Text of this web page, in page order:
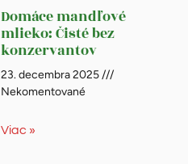
Domáce mandľové
mlieko: Čisté bez
konzervantov
23. decembra 2025
Nekomentované
Viac »